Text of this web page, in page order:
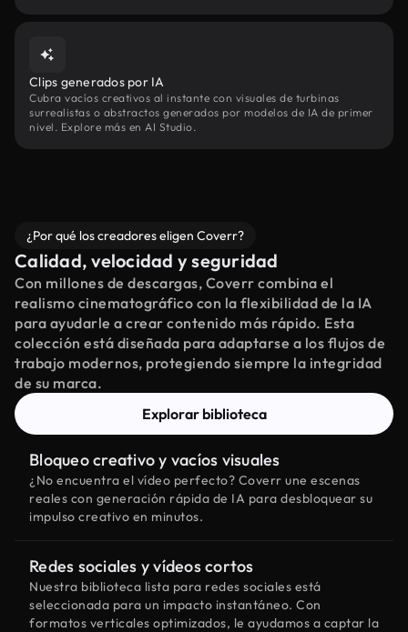
Clips generados por IA
Cubra vacíos creativos al instante con visuales de turbinas
surrealistas o abstractos generados por modelos de IA de primer
nivel. Explore más en AI Studio.
¿Por qué los creadores eligen Coverr?
Calidad, velocidad y seguridad
Con millones de descargas, Coverr combina el
realismo cinematográfico con la flexibilidad de la IA
para ayudarle a crear contenido más rápido. Esta
colección está diseñada para adaptarse a los flujos de
trabajo modernos, protegiendo siempre la integridad
de su marca.
Explorar biblioteca
Bloqueo creativo y vacíos visuales
¿No encuentra el vídeo perfecto? Coverr une escenas
reales con generación rápida de IA para desbloquear su
impulso creativo en minutos.
Redes sociales y vídeos cortos
Nuestra biblioteca lista para redes sociales está
seleccionada para un impacto instantáneo. Con
formatos verticales optimizados, le ayudamos a captar la